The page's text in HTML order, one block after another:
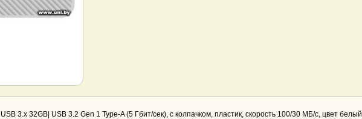
USB 3.x 32GB| USB 3.2 Gen 1 Type-A (5 Гбит/сек), с колпачком, пластик, скорость 100/30 МБ/с, цвет белый